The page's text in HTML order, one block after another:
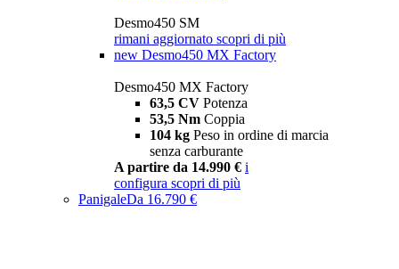
Desmo450 SM
rimani aggiornato scopri di più
new Desmo450 MX Factory
Desmo450 MX Factory
63,5 CV Potenza
53,5 Nm Coppia
104 kg Peso in ordine di marcia
senza carburante
A partire da 14.990 € i
configura scopri di più
PanigaleDa 16.790 €